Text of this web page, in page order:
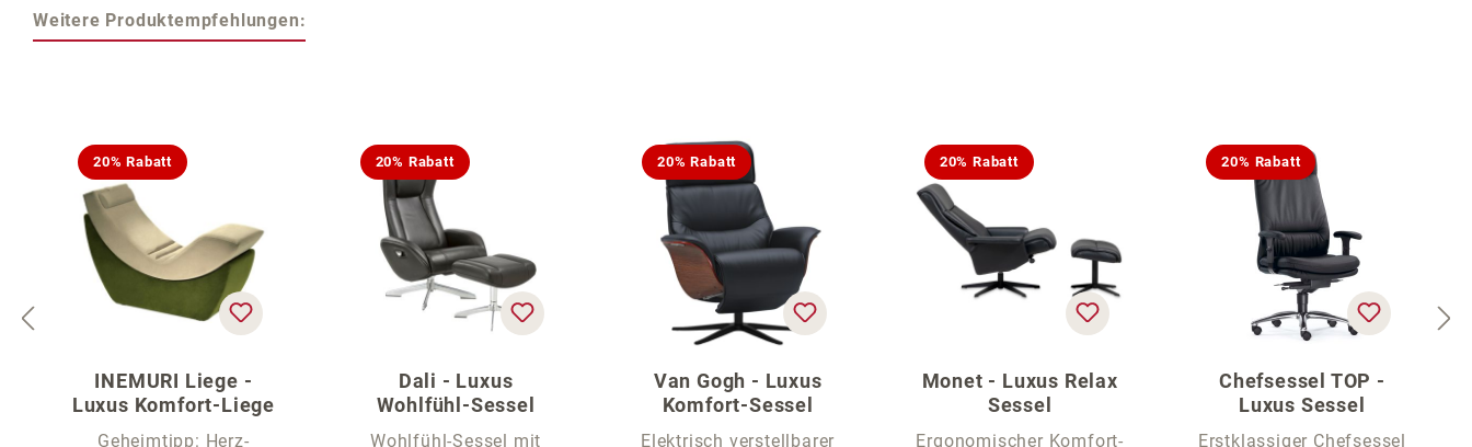
Weitere Produktempfehlungen:
20% Rabatt
INEMURI Liege -
Luxus Komfort-Liege
Geheimtipp: Herz-
20% Rabatt
Dali - Luxus
Wohlfühl-Sessel
Wohlfühl-Sessel mit
20% Rabatt
Van Gogh - Luxus
Komfort-Sessel
Elektrisch verstellbarer
20% Rabatt
Monet - Luxus Relax
Sessel
Ergonomischer Komfort-
20% Rabatt
Chefsessel TOP -
Luxus Sessel
Erstklassiger Chefsessel